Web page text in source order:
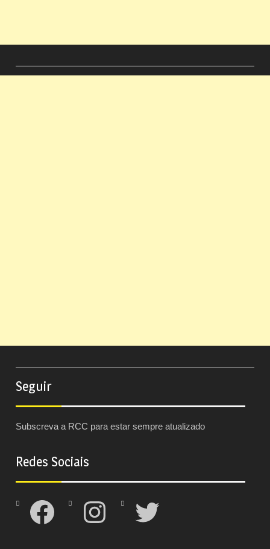
Seguir
Subscreva a RCC para estar sempre atualizado
Redes Sociais
Facebook Instagram Twitter